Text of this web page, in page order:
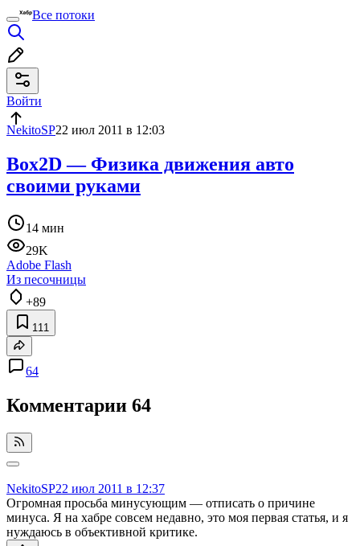
Все потоки
Войти
NekitoSP22 июл 2011 в 12:03
Box2D — Физика движения авто
своими руками
14 мин
29K
Adobe Flash
Из песочницы
+89
111
64
Комментарии 64
NekitoSP22 июл 2011 в 12:37
Огромная просьба минусующим — отписать о причине
минуса. Я на хабре совсем недавно, это моя первая статья, и я
нуждаюсь в объективной критике.